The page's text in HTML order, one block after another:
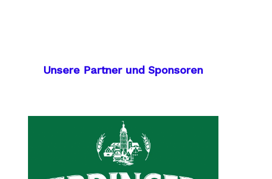
Unsere Partner und Sponsoren